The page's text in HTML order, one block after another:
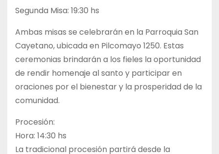
Segunda Misa: 19:30 hs
Ambas misas se celebrarán en la Parroquia San
Cayetano, ubicada en Pilcomayo 1250. Estas
ceremonias brindarán a los fieles la oportunidad
de rendir homenaje al santo y participar en
oraciones por el bienestar y la prosperidad de la
comunidad.
Procesión:
Hora: 14:30 hs
La tradicional procesión partirá desde la